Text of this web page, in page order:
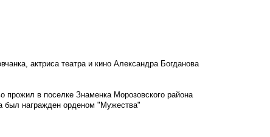
актриса театра и кино Александра Богданова
прожил в поселке Знаменка Морозовского района
был награжден орденом "Мужества"